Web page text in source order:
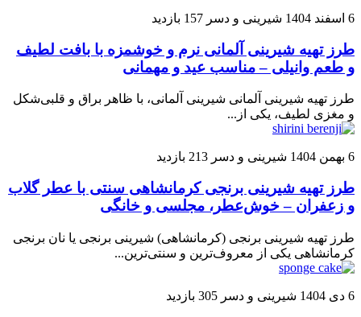
6 اسفند 1404 شیرینی و دسر 157 بازدید
طرز تهیه شیرینی آلمانی نرم و خوشمزه با بافت لطیف
و طعم وانیلی – مناسب عید و مهمانی
طرز تهیه شیرینی آلمانی شیرینی آلمانی، با ظاهر براق و قلبی‌شکل
و مغزی لطیف، یکی از...
6 بهمن 1404 شیرینی و دسر 213 بازدید
طرز تهیه شیرینی برنجی کرمانشاهی سنتی با عطر گلاب
و زعفران – خوش‌عطر، مجلسی و خانگی
طرز تهیه شیرینی برنجی (کرمانشاهی) شیرینی برنجی یا نان برنجی
کرمانشاهی یکی از معروف‌ترین و سنتی‌ترین...
6 دی 1404 شیرینی و دسر 305 بازدید